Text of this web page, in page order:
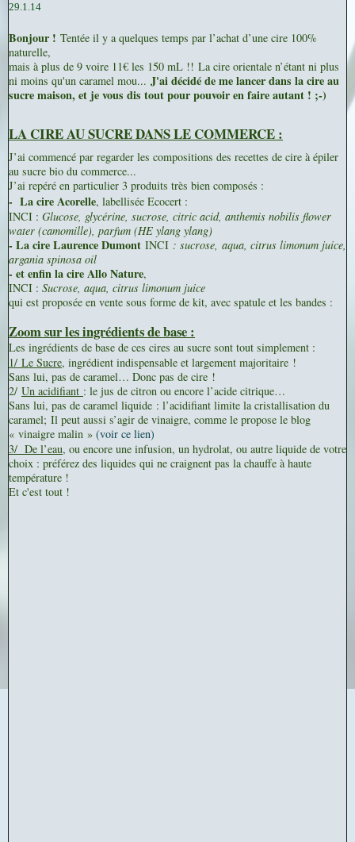
29.1.14
Bonjour ! Tentée il y a quelques temps par l’achat d’une cire 100%
naturelle,
mais à plus de 9 voire 11€ les 150 mL !! La cire orientale n’étant ni plus
ni moins qu'un caramel mou... J'ai décidé de me lancer dans la cire au
sucre maison, et je vous dis tout pour pouvoir en faire autant ! ;-)
LA CIRE AU SUCRE DANS LE COMMERCE :
J’ai commencé par regarder les compositions des recettes de cire à épiler
au sucre bio du commerce...
J’ai repéré en particulier 3 produits très bien composés :
- La cire Acorelle, labellisée Ecocert :
INCI : Glucose, glycérine, sucrose, citric acid, anthemis nobilis flower
water (camomille), parfum (HE ylang ylang)
- La cire Laurence Dumont INCI : sucrose, aqua, citrus limonum juice,
argania spinosa oil
- et enfin la cire Allo Nature,
INCI : Sucrose, aqua, citrus limonum juice
qui est proposée en vente sous forme de kit, avec spatule et les bandes :
Zoom sur les ingrédients de base :
Les ingrédients de base de ces cires au sucre sont tout simplement :
1/ Le Sucre, ingrédient indispensable et largement majoritaire !
Sans lui, pas de caramel… Donc pas de cire !
2/ Un acidifiant : le jus de citron ou encore l’acide citrique…
Sans lui, pas de caramel liquide : l’acidifiant limite la cristallisation du
caramel; Il peut aussi s’agir de vinaigre, comme le propose le blog
« vinaigre malin » (voir ce lien)
3/ De l’eau, ou encore une infusion, un hydrolat, ou autre liquide de votre
choix : préférez des liquides qui ne craignent pas la chauffe à haute
température !
Et c'est tout !